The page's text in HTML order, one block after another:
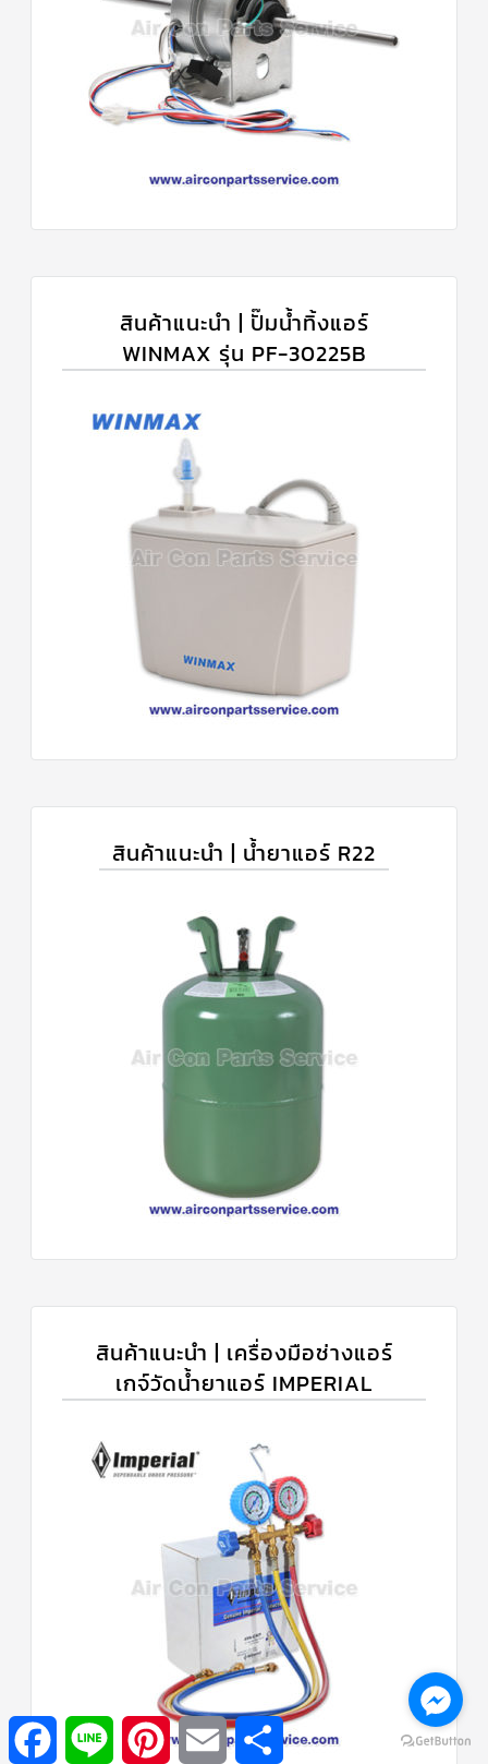
สินค้าแนะนำ | ปั๊มน้ำทิ้งแอร์
WINMAX รุ่น PF-30225B
สินค้าแนะนำ | น้ำยาแอร์ R22
สินค้าแนะนำ | เครื่องมือช่างแอร์
เกจ์วัดน้ำยาแอร์ IMPERIAL
Facebook Line PinterestEmail Share